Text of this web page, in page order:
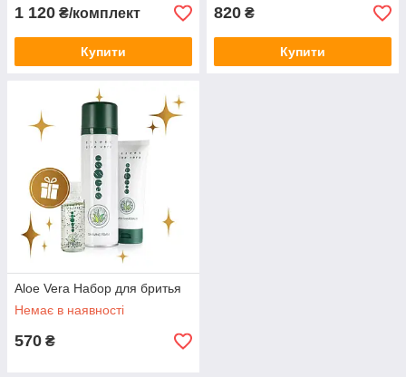
1 120 ₴/комплект
Купити
820 ₴
Купити
Aloe Vera Набор для бритья
Немає в наявності
570 ₴